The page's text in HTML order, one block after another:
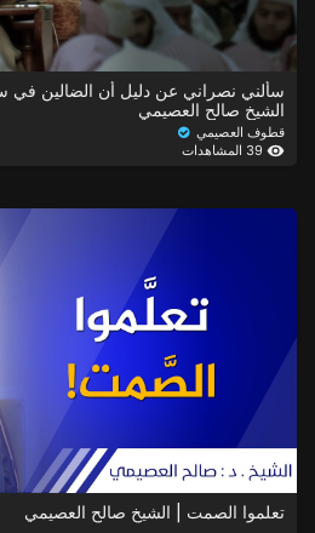
سألني نصراني عن دليل أن الضالين في
الشيخ صالح العصيمي
قطوف العصيمي
تعلموا الصمت | الشيخ صالح العصيمي